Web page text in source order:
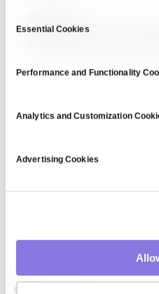
Essential Cookies
Performance and Functionality
Analytics and Customization
Advertising Cookies
데이터 마트(Data Mart)는 특정 부
사용자가 필요한 데이터만 담아 쿼
데이터 마트와 종속형 데이터 마트(웨